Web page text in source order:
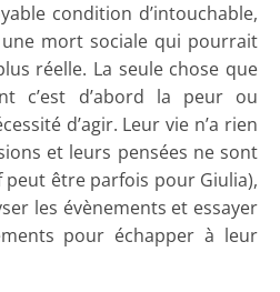
condition d’intouchable,
mort sociale qui pourrait
réelle. La seule chose que
c’est d’abord la peur ou
d’agir. Leur vie n’a rien
et leurs pensées ne sont
peut être parfois pour Giulia),
les évènements et essayer
pour échapper à leur